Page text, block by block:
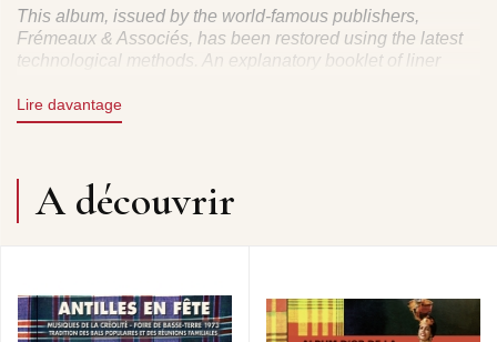
This album, issued by the world-famous publishers,
Frémeaux & Associés, has been restored using the latest
technological methods. An explanatory booklet of liner
PARFUM DES ÎLES (Édouard Pajaniandy) Biguine • BA
YO MILATRESSE (Sylvio Siobud) Biguine • CHOCOLAT
SON ENSEMBLE TYPIQUE ANTILLAIS (1948) : LA VIE
CHER A (Honoré Coppet, J. Alphonse) Biguine • NININE
Lire davantage
A découvrir